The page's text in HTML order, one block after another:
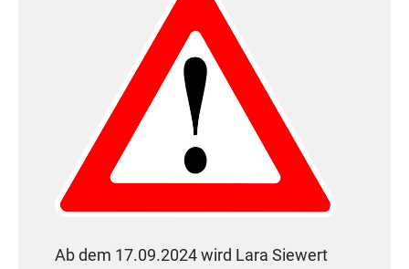
Ab dem 17.09.2024 wird Lara Siewert